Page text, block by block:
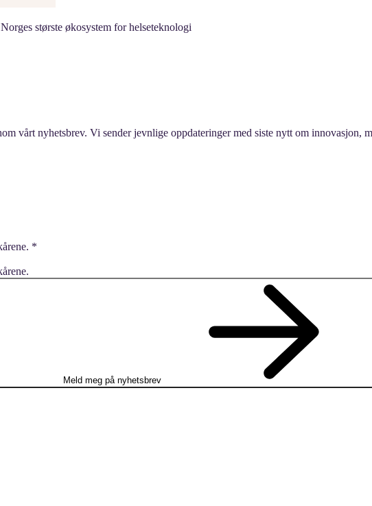
største økosystem for helseteknologi
vårt nyhetsbrev. Vi sender jevnlige oppdateringer med siste nytt om innovasjon,
*
Meld meg på nyhetsbrev